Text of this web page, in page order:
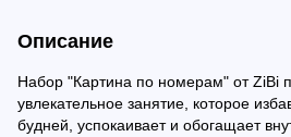
Описание
Набор "Картина по номерам" от ZiBi
увлекательное занятие, которое
будней, успокаивает и обогащает